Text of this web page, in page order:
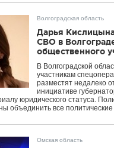
Волгоградская область
Дарья
СВО в
общественного
В Волгоградской
участникам
разместят недалеко
инициативе
юридического статуса.
объединить все
Омская область